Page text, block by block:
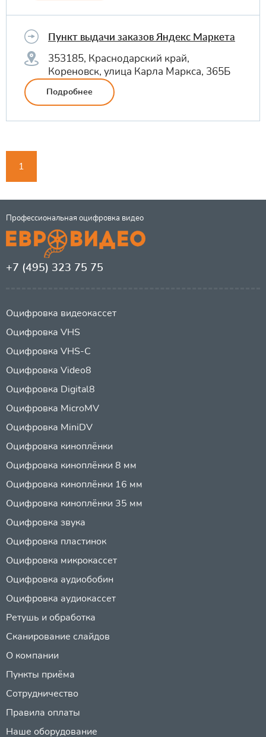
Пункт выдачи заказов Яндекс Маркета
353185, Краснодарский край,
Кореновск, улица Карла Маркса, 365Б
Подробнее
1
Профессиональная оцифровка видео
+7 (495) 323 75 75
Оцифровка видеокассет
Оцифровка VHS
Оцифровка VHS-C
Оцифровка Video8
Оцифровка Digital8
Оцифровка MicroMV
Оцифровка MiniDV
Оцифровка киноплёнки
Оцифровка киноплёнки 8 мм
Оцифровка киноплёнки 16 мм
Оцифровка киноплёнки 35 мм
Оцифровка звука
Оцифровка пластинок
Оцифровка микрокассет
Оцифровка аудиобобин
Оцифровка аудиокассет
Ретушь и обработка
Сканирование слайдов
О компании
Пункты приёма
Сотрудничество
Правила оплаты
Наше оборудование